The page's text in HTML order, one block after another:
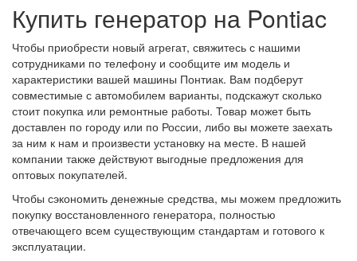
Купить генератор на Pontiac
Чтобы приобрести новый агрегат, свяжитесь с нашими
сотрудниками по телефону и сообщите им модель и
характеристики вашей машины Понтиак. Вам подберут
совместимые с автомобилем варианты, подскажут сколько
стоит покупка или ремонтные работы. Товар может быть
доставлен по городу или по России, либо вы можете заехать
за ним к нам и произвести установку на месте. В нашей
компании также действуют выгодные предложения для
оптовых покупателей.
Чтобы сэкономить денежные средства, мы можем предложить
покупку восстановленного генератора, полностью
отвечающего всем существующим стандартам и готового к
эксплуатации.